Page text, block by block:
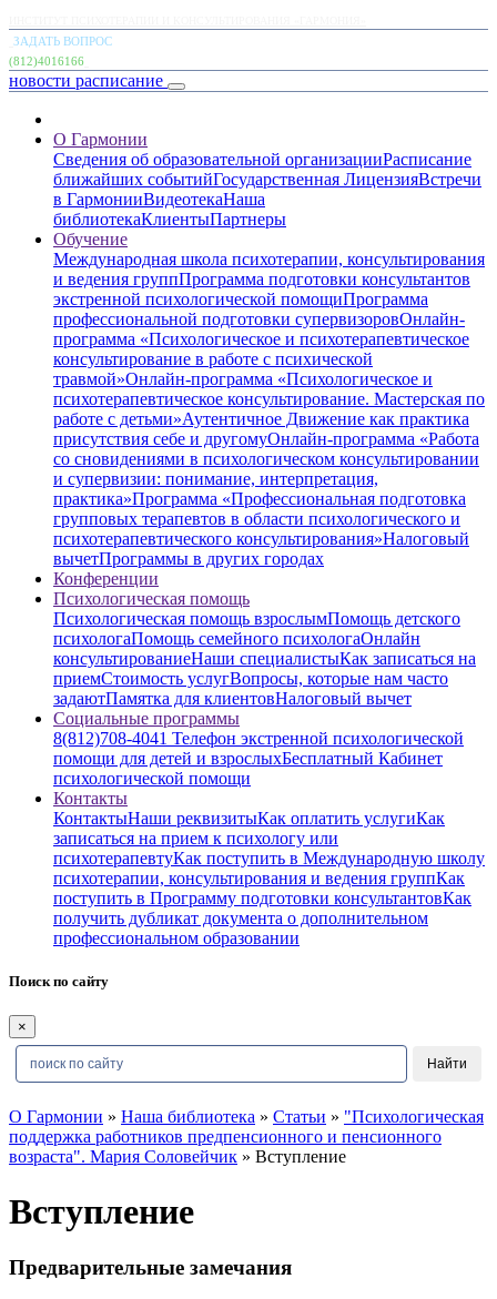
ЗАДАТЬ ВОПРОС
(812)4016166
новости расписание
О Гармонии
Сведения об образовательной организацииРасписание
ближайших событийГосударственная ЛицензияВстречи
в ГармонииВидеотекаНаша
библиотекаКлиентыПартнеры
Обучение
Международная школа психотерапии, консультирования
и ведения группПрограмма подготовки консультантов
экстренной психологической помощиПрограмма
профессиональной подготовки супервизоровОнлайн-
программа «Психологическое и психотерапевтическое
консультирование в работе с психической
травмой»Онлайн-программа «Психологическое и
психотерапевтическое консультирование. Мастерская по
работе с детьми»Аутентичное Движение как практика
присутствия себе и другомуОнлайн-программа «Работа
со сновидениями в психологическом консультировании
и супервизии: понимание, интерпретация,
практика»Программа «Профессиональная подготовка
групповых терапевтов в области психологического и
психотерапевтического консультирования»Налоговый
вычетПрограммы в других городах
Конференции
Психологическая помощь
Психологическая помощь взрослымПомощь детского
психологаПомощь семейного психологаОнлайн
консультированиеНаши специалистыКак записаться на
приемСтоимость услугВопросы, которые нам часто
задаютПамятка для клиентовНалоговый вычет
Социальные программы
8(812)708-4041 Телефон экстренной психологической
помощи для детей и взрослыхБесплатный Кабинет
психологической помощи
Контакты
КонтактыНаши реквизитыКак оплатить услугиКак
записаться на прием к психологу или
психотерапевтуКак поступить в Международную школу
психотерапии, консультирования и ведения группКак
поступить в Программу подготовки консультантовКак
получить дубликат документа о дополнительном
профессиональном образовании
Поиск по сайту
×
О Гармонии » Наша библиотека » Статьи » "Психологическая
поддержка работников предпенсионного и пенсионного
возраста". Мария Соловейчик » Вступление
Вступление
Предварительные замечания